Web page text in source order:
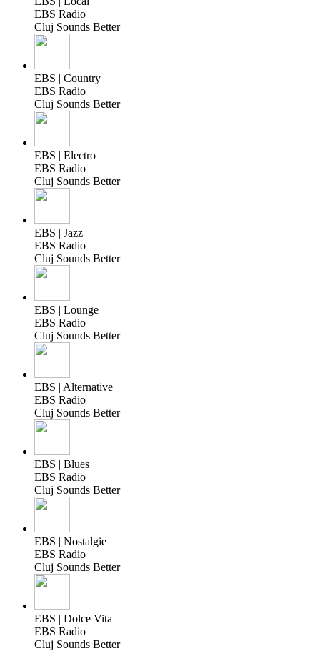
EBS Radio
Cluj Sounds Better
EBS | Country
EBS Radio
Cluj Sounds Better
EBS | Electro
EBS Radio
Cluj Sounds Better
EBS | Jazz
EBS Radio
Cluj Sounds Better
EBS | Lounge
EBS Radio
Cluj Sounds Better
EBS | Alternative
EBS Radio
Cluj Sounds Better
EBS | Blues
EBS Radio
Cluj Sounds Better
EBS | Nostalgie
EBS Radio
Cluj Sounds Better
EBS | Dolce Vita
EBS Radio
Cluj Sounds Better